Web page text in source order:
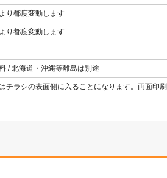
り都度変動します
り都度変動します
/ 北海道・沖縄等離島は別途
チラシの表面側に入ることになります。両面印